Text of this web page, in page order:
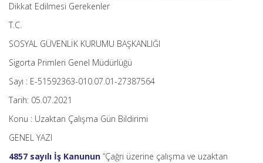
Dikkat Edilmesi Gerekenler
T.C.
SOSYAL GÜVENLİK KURUMU BAŞKANLIĞI
Sigorta Primleri Genel Müdürlüğü
Sayı : E-51592363-010.07.01-27387564
Tarih: 05.07.2021
Konu : Uzaktan Çalışma Gün Bildirimi
GENEL YAZI
4857 sayılı İş Kanunun “Çağrı üzerine çalışma ve uzaktan